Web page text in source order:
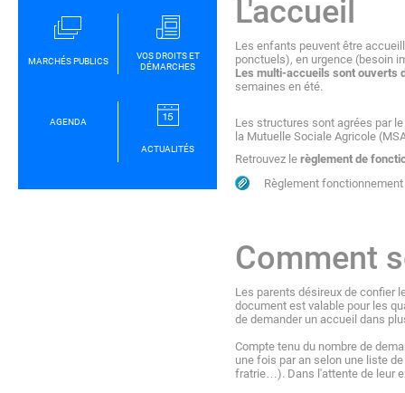
L'accueil
Les enfants peuvent être
ponctuels), en urgence (besoin
Les multi-accueils sont ouverts
semaines en été.
Les structures sont agrées par
la Mutuelle Sociale Agricole
Retrouvez le règlement de
Règlement
Comment
Les parents désireux de confier
document est valable pour les
de demander un accueil dans
Compte tenu du nombre de
une fois par an selon une liste
fratrie…). Dans l'attente de leur
MARCHÉS PUBLICS
VOS DROITS ET
DÉMARCHES
AGENDA
ACTUALITÉS